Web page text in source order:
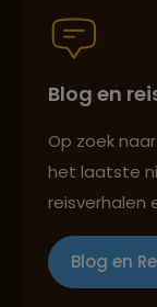
Best
Blog en
Op zoek
het laatste
reisverhalen
Blog en